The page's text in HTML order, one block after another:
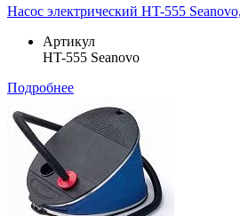
Насос электрический HT-555
Артикул
HT-555 Seanovo
Подробнее